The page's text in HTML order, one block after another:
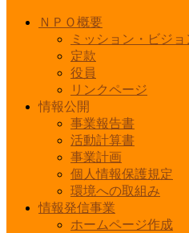
ＮＰＯ概要
ミッション・ビジョ
定款
役員
リンクページ
情報公開
事業報告書
活動計算書
事業計画
個人情報保護規定
環境への取組み
情報発信事業
ホームページ作成